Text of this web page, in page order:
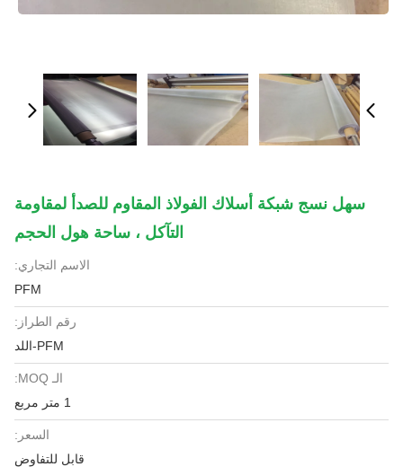
سهل نسج شبكة أسلاك الفولاذ المقاوم للصدأ لمقاومة
التآكل ، ساحة هول الحجم
الاسم التجاري:
PFM
رقم الطراز:
PFM-اللد
الـ MOQ:
السعر:
قابل للتفاوض